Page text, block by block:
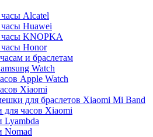
Alcatel
Huawei
часы KNOPKA
Honor
и браслетам
Watch
Apple Watch
Xiaomi
для браслетов Xiaomi Mi Band
часов Xiaomi
Lyambda
Nomad